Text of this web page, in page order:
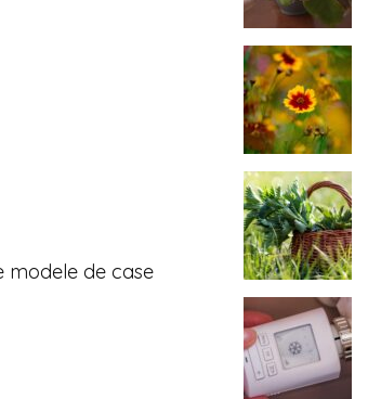
modele de case